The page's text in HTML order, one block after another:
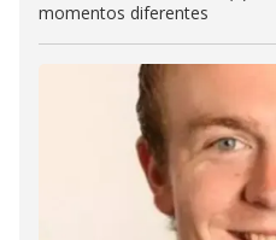
momentos diferentes